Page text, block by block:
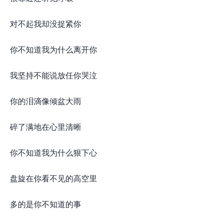
对不起我却没捉紧你
你不知道我为什么离开你
我坚持不能说放任你哭泣
你的泪滴像倾盆大雨
碎了满地在心里清晰
你不知道我为什么狠下心
盘旋在你看不见的高空里
多的是你不知道的事